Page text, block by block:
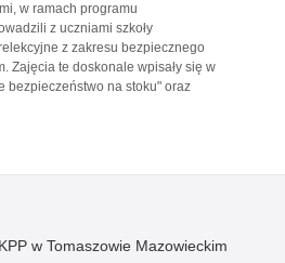
w ramach programu
z uczniami szkoły
z zakresu bezpiecznego
Zajęcia te doskonale wpisały się w
bezpieczeństwo na stoku" oraz
w Tomaszowie Mazowieckim